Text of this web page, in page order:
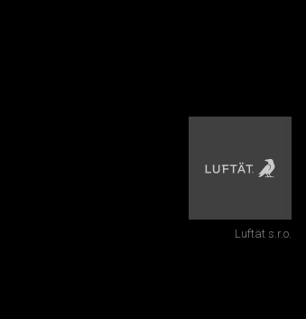
Luftät s.r.o.